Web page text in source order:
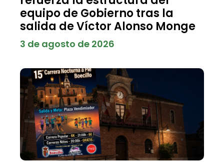
equipo de Gobierno tras la
salida de Víctor Alonso Monge
3 de agosto de 2026